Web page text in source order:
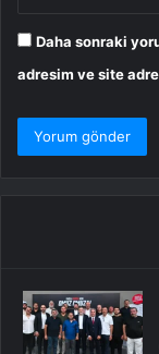
Daha sonraki
adresim ve site